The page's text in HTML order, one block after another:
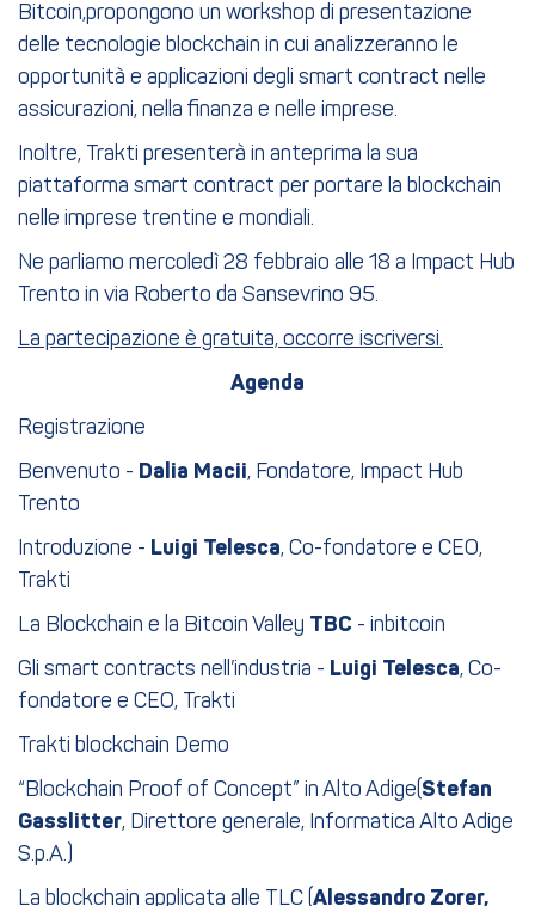
Bitcoin,propongono un workshop di presentazione
delle tecnologie blockchain in cui analizzeranno le
opportunità e applicazioni degli smart contract nelle
assicurazioni, nella finanza e nelle imprese.
Inoltre, Trakti presenterà in anteprima la sua
piattaforma smart contract per portare la blockchain
nelle imprese trentine e mondiali.
Ne parliamo mercoledì 28 febbraio alle 18 a Impact Hub
Trento in via Roberto da Sansevrino 95.
La partecipazione è gratuita, occorre iscriversi.
Agenda
Registrazione
Benvenuto - Dalia Macii, Fondatore, Impact Hub
Trento
Introduzione - Luigi Telesca, Co-fondatore e CEO,
Trakti
La Blockchain e la Bitcoin Valley TBC - inbitcoin
Gli smart contracts nell’industria - Luigi Telesca, Co-
fondatore e CEO, Trakti
Trakti blockchain Demo
“Blockchain Proof of Concept” in Alto Adige(Stefan
Gasslitter, Direttore generale, Informatica Alto Adige
S.p.A.)
La blockchain applicata alle TLC (Alessandro Zorer,